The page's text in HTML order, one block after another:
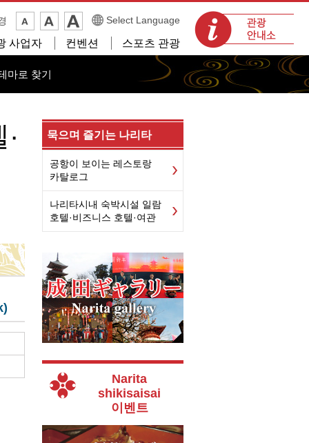
관광 안내소
Select Language
사업자 컨벤션 스포츠 관광
마로 찾기
묵으며 즐기는 나리타
공항이 보이는 레스토랑
카탈로그
나리타시내 숙박시설 일람
호텔·비즈니스 호텔·여관
Narita
shikisaisai
이벤트